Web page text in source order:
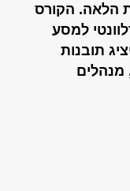
הלאה. הקורס
למסע
תובנות
מנהלים